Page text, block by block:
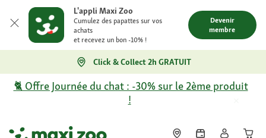
L'appli Maxi Zoo
Cumulez des papattes sur vos
achats
et recevez un bon -10% !
Devenir
membre
Click & Collect 2h GRATUIT
🐈 Offre Journée du chat : -30% sur le 2ème produit
!